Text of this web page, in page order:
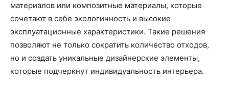
материалов или композитные материалы, которые
сочетают в себе экологичность и высокие
эксплуатационные характеристики. Такие решения
позволяют не только сократить количество отходов,
но и создать уникальные дизайнерские элементы,
которые подчеркнут индивидуальность интерьера.